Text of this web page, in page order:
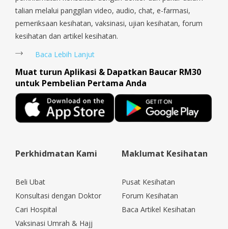
talian melalui panggilan video, audio, chat, e-farmasi,
pemeriksaan kesihatan, vaksinasi, ujian kesihatan, forum
kesihatan dan artikel kesihatan.
Baca Lebih Lanjut
Muat turun Aplikasi & Dapatkan Baucar RM30
untuk Pembelian Pertama Anda
Perkhidmatan Kami
Beli Ubat
Konsultasi dengan Doktor
Cari Hospital
Vaksinasi Umrah & Hajj
Maklumat Kesihatan
Pusat Kesihatan
Forum Kesihatan
Baca Artikel Kesihatan